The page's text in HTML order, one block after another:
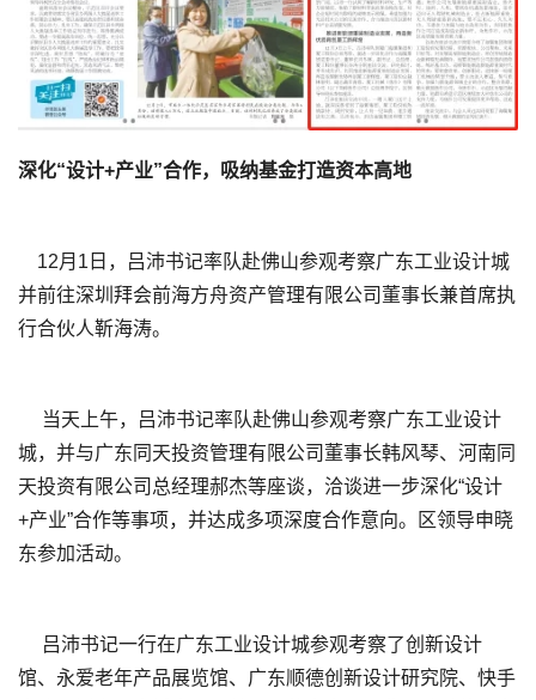
深化“设计+产业”合作，吸纳基金打造资本高地
12月1日，吕沛书记率队赴佛山参观考察广东工业设计城
并前往深圳拜会前海方舟资产管理有限公司董事长兼首席执
行合伙人靳海涛。
当天上午，吕沛书记率队赴佛山参观考察广东工业设计
城，并与广东同天投资管理有限公司董事长韩风琴、河南同
天投资有限公司总经理郝杰等座谈，洽谈进一步深化“设计
+产业”合作等事项，并达成多项深度合作意向。区领导申晓
东参加活动。
吕沛书记一行在广东工业设计城参观考察了创新设计
馆、永爱老年产品展览馆、广东顺德创新设计研究院、快手